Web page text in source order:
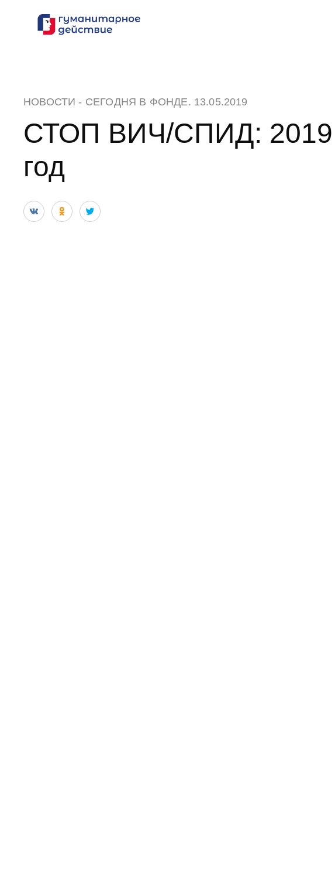
НОВОСТИ - СЕГОДНЯ В ФОНДЕ. 13.05.2019
СТОП ВИЧ/СПИД: 2019
год